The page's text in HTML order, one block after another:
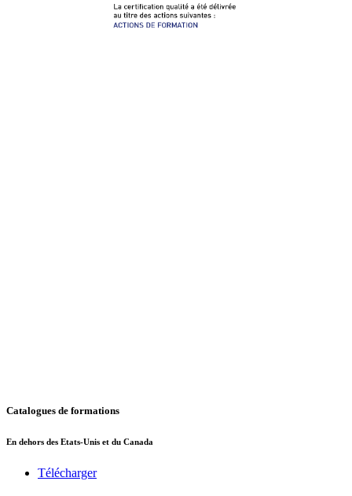
Catalogues de formations
En dehors des Etats-Unis et du Canada
Télécharger